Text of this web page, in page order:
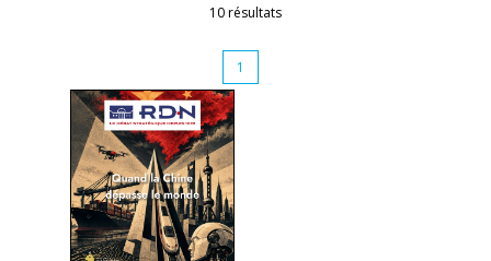
10 résultats
1